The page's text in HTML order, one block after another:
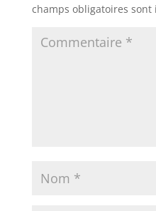
champs obligatoires sont